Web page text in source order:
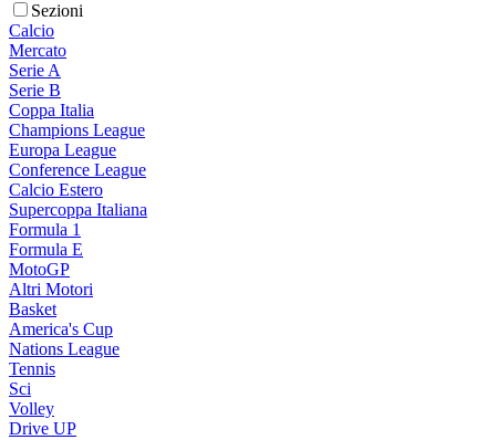
Sezioni
Calcio
Mercato
Serie A
Serie B
Coppa Italia
Champions League
Europa League
Conference League
Calcio Estero
Supercoppa Italiana
Formula 1
Formula E
MotoGP
Altri Motori
Basket
America's Cup
Nations League
Tennis
Sci
Volley
Drive UP